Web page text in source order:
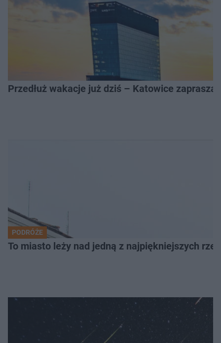
Przedłuż wakacje już dziś – Katowice
PODRÓŻE
To miasto leży nad jedną z najpiękniejszych